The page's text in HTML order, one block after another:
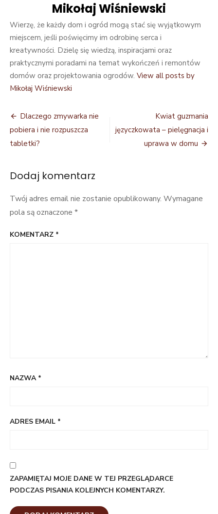
pielęgnacja
kwiatu.
Passiflora
w
domu,
na
tarasie
i
Mikołaj Wiśniewski
Wierzę, że każdy dom i ogród mogą stać się wyjątkowym
miejscem, jeśli poświęcimy im odrobinę serca i
kreatywności. Dzielę się wiedzą, inspiracjami oraz
praktycznymi poradami na temat wykończeń i remontów
domów oraz projektowania ogrodów. View all posts by
Mikołaj Wiśniewski
Nawigacja
wpisu
Dlaczego zmywarka nie
pobiera i nie rozpuszcza
tabletki?
Kwiat guzmania
języczkowata – pielęgnacja i
uprawa w domu
Dodaj komentarz
Twój adres email nie zostanie opublikowany. Wymagane
pola są oznaczone *
KOMENTARZ *
NAZWA *
ADRES EMAIL *
ZAPAMIĘTAJ MOJE DANE W TEJ PRZEGLĄDARCE
PODCZAS PISANIA KOLEJNYCH KOMENTARZY.